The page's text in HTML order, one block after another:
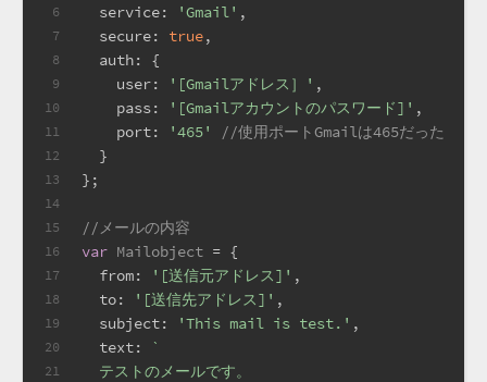
6
7
8
9
10
11
12
13
14
15
16
17
18
19
20
21
service: 'Gmail' ,
secure: true,
auth: {
user: '[Gmailアドレス］' ,
pass: '[Gmailアカウントのパスワード]' ,
port: '465'
//使用ポートGmailは465だった
  }
};
//メールの内容
var Mailobject = {
from: '[送信元アドレス]' ,
to: '[送信先アドレス]' ,
subject: 'This mail is test.' ,
text:
`
  テストのメールです。